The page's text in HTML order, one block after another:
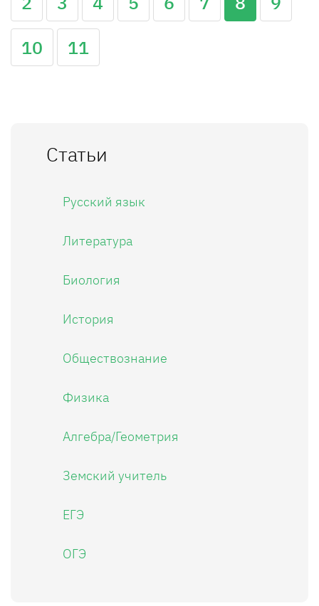
10
11
Статьи
Русский язык
Литература
Биология
История
Обществознание
Физика
Алгебра/Геометрия
Земский учитель
ЕГЭ
ОГЭ